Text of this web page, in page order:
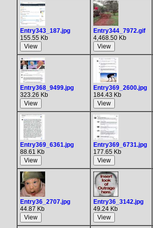
Entry343_187.jpg
155.55 Kb
Entry344_7972.gif
4,468.50 Kb
Entry368_9499.jpg
323.26 Kb
Entry369_2600.jpg
184.43 Kb
Entry369_6361.jpg
88.61 Kb
Entry369_6731.jpg
177.65 Kb
Entry36_2707.jpg
44.87 Kb
Entry36_3142.jpg
49.24 Kb